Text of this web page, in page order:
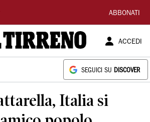
ABBONATI
ACCEDI
SEGUICI SU DISCOVER
Italia si